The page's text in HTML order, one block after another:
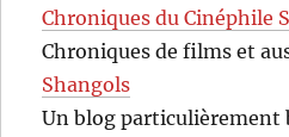
Chroniques du Cinéphile
Chroniques de films et
Shangols
Un blog particulièrement